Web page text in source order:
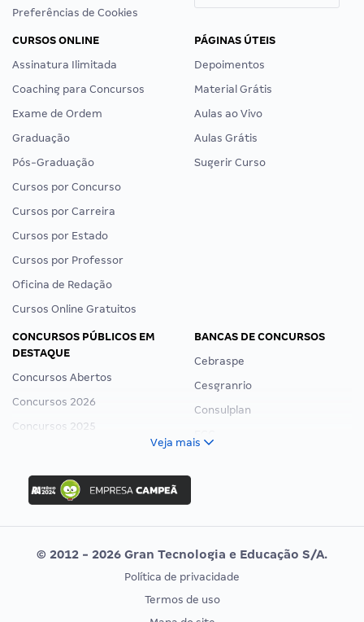
Preferências de Cookies
CURSOS ONLINE
Assinatura Ilimitada
Coaching para Concursos
Exame de Ordem
Graduação
Pós-Graduação
Cursos por Concurso
Cursos por Carreira
Cursos por Estado
Cursos por Professor
Oficina de Redação
Cursos Online Gratuitos
PÁGINAS ÚTEIS
Depoimentos
Material Grátis
Aulas ao Vivo
Aulas Grátis
Sugerir Curso
CONCURSOS PÚBLICOS EM
DESTAQUE
Concursos Abertos
Concursos 2026
Concursos 2025
Concurso Ibama
Concurso MPU
Editais publicados
BANCAS DE CONCURSOS
Cebraspe
Cesgranrio
Consulplan
Vunesp
CONCURSOS POR PROFISSÃO
EXAME DE ORDEM
Veja mais
© 2012 - 2026 Gran Tecnologia e Educação S/A.
Política de privacidade
Termos de uso